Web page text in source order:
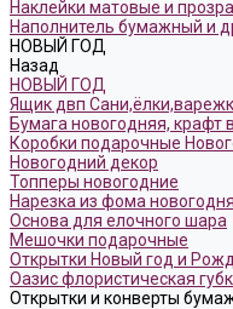
Наклейки матовые и
Наполнитель бумажный и
НОВЫЙ ГОД
Назад
НОВЫЙ ГОД
Ящик двп
Бумага новогодняя, крафт
Коробки подарочные
Новогодний декор
Топперы новогодние
Нарезка из фома
Основа для елочного шара
Мешочки подарочные
Открытки Новый год и
Оазис флористическая
Открытки и конверты